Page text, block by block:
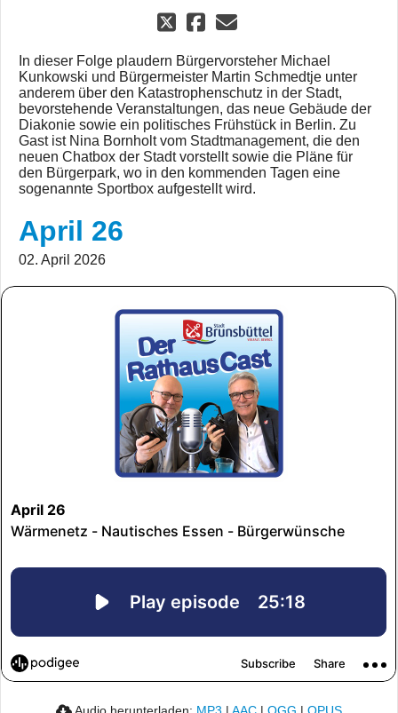
In dieser Folge plaudern Bürgervorsteher Michael
Kunkowski und Bürgermeister Martin Schmedtje unter
anderem über den Katastrophenschutz in der Stadt,
bevorstehende Veranstaltungen, das neue Gebäude der
Diakonie sowie ein politisches Frühstück in Berlin. Zu
Gast ist Nina Bornholt vom Stadtmanagement, die den
neuen Chatbox der Stadt vorstellt sowie die Pläne für
den Bürgerpark, wo in den kommenden Tagen eine
sogenannte Sportbox aufgestellt wird.
April 26
02. April 2026